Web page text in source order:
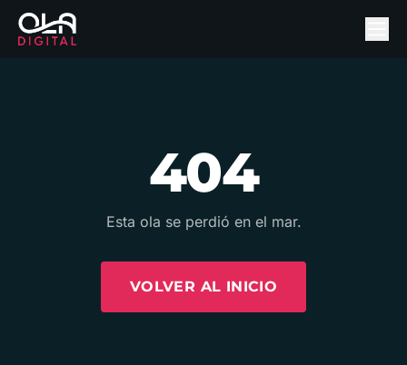
404
Esta ola se perdió en el mar.
VOLVER AL INICIO